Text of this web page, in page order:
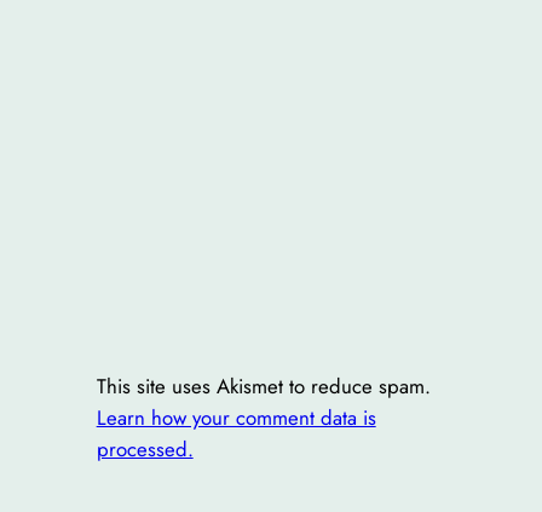
This site uses Akismet to reduce spam.
Learn how your comment data is
processed.